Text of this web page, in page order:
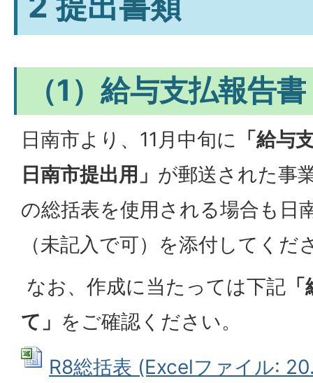
（1）給与支払報告
日南市より、11月中旬に 「給与
日南市提出用」 が郵送された事
の総括表を使用される場合も日
（未記入で可）を添付してくだ
なお、作成に当たっては下記
て」 をご確認ください。
R8総括表 (Excelファイル: